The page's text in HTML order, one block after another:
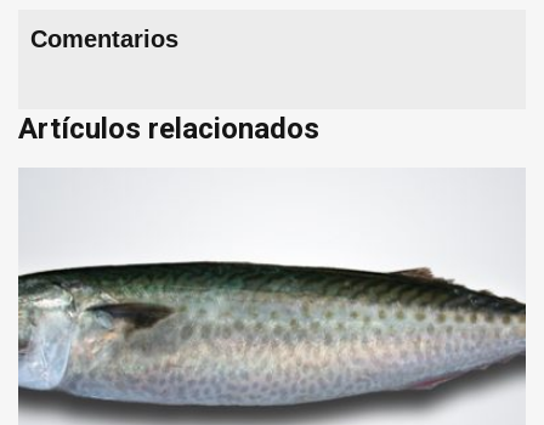
Comentarios
Artículos relacionados